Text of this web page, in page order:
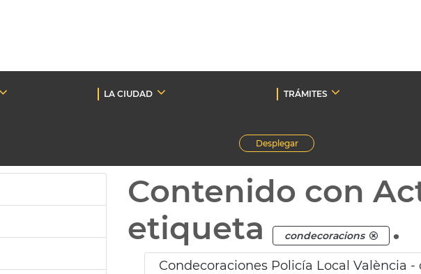
LA CIUDAD TRÁMITES
Desplegar
Contenido con
etiqueta
condecoracions .
Condecoraciones Policía Local València -